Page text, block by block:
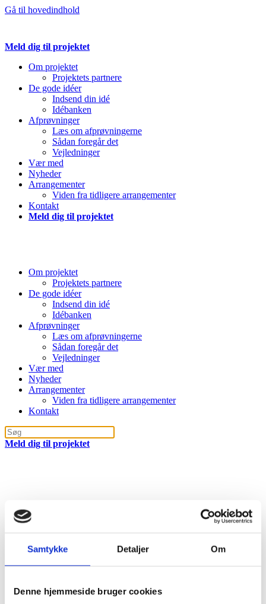
Samtykke Detaljer Om
Denne hjemmeside bruger cookies
Gå til hovedindhold
Meld dig til projektet
Om projektet
Projektets partnere
De gode idéer
Indsend din idé
Idébanken
Afprøvninger
Læs om afprøvningerne
Sådan foregår det
Vejledninger
Vær med
Nyheder
Arrangementer
Viden fra tidligere arrangementer
Kontakt
Meld dig til projektet
Om projektet
Projektets partnere
De gode idéer
Indsend din idé
Idébanken
Afprøvninger
Læs om afprøvningerne
Sådan foregår det
Vejledninger
Vær med
Nyheder
Arrangementer
Viden fra tidligere arrangementer
Kontakt
Meld dig til projektet